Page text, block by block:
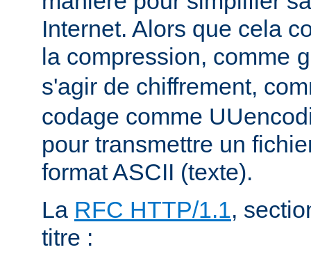
Internet. Alors que cela
la compression, comme
s'agir de chiffrement,
codage comme
pour transmettre un
format ASCII (texte).
La RFC HTTP/1.1,
titre :